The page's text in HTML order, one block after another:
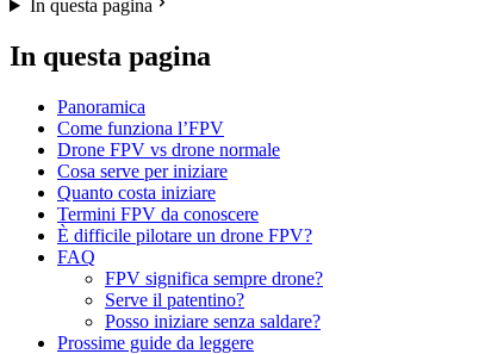
In questa pagina
In questa pagina
Panoramica
Come funziona l’FPV
Drone FPV vs drone normale
Cosa serve per iniziare
Quanto costa iniziare
Termini FPV da conoscere
È difficile pilotare un drone FPV?
FAQ
FPV significa sempre drone?
Serve il patentino?
Posso iniziare senza saldare?
Prossime guide da leggere